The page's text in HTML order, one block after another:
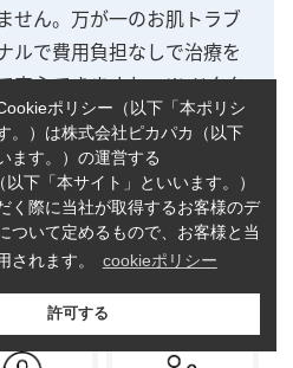
せん。万が一のお肌トラブ
ルで費用負担なしで治療を
安心できますね。※ ドクタ
商品の販売は除く
ら5分以内
ご利用店舗の変更
ポリシー（以下「本ポリシ
。）は株式会社ピカパカ（以下
ます。）の運営する
下「本サイト」といいます。）
く際に当社が取得するお客様のデ
ついて定めるもので、お客様と当
されます。
cookieポリシー
許可する